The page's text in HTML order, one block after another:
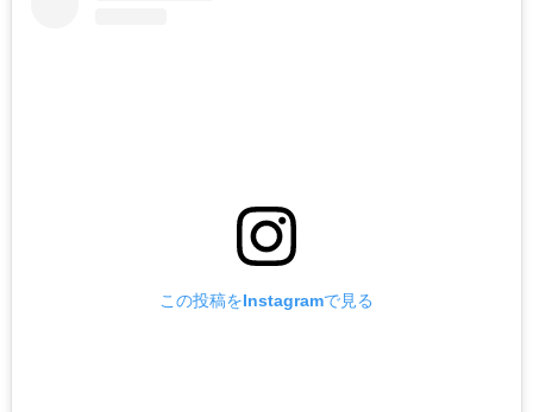
この投稿をInstagramで見る